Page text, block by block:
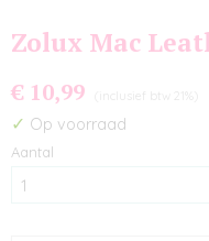
Zolux Mac
€ 10,99 (inclusief btw 21%)
✓ Op voorraad
Aantal